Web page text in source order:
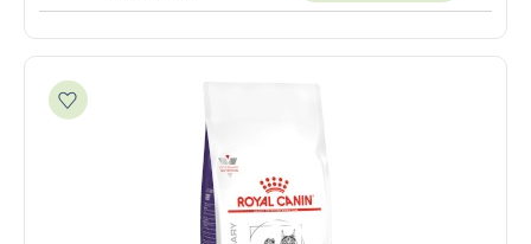
Dodaj do ulubionych